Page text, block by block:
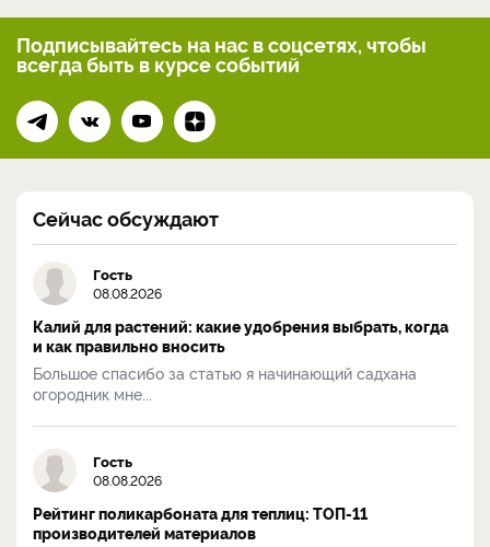
Подписывайтесь на нас в соцсетях, чтобы
всегдабыть в курсе событий
Сейчас обсуждают
Гость
08.08.2026
Калий для растений: какие удобрения выбрать, когда
и как правильно вносить
Большое спасибо за статью я начинающий садхана
огородник мне...
Гость
08.08.2026
Рейтинг поликарбоната для теплиц: ТОП-11
производителей материалов